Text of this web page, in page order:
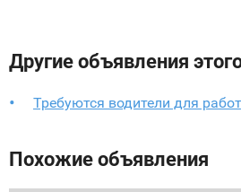
Другие объявления
Требуются водители для
Похожие объявления